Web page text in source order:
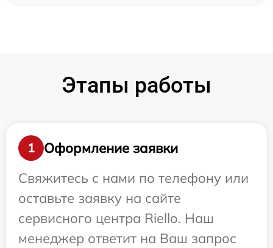
Этапы работы
1
Оформление заявки
Свяжитесь с нами по телефону или
оставьте заявку на сайте
сервисного центра Riello. Наш
менеджер ответит на Ваш запрос